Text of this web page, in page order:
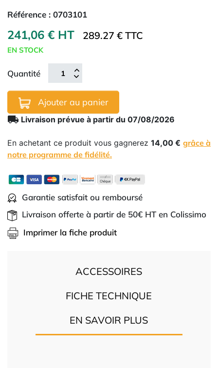
Référence : 0703101
241,06 € HT 289.27 € TTC
EN STOCK
Quantité
Ajouter au panier
local_shipping Livraison prévue à partir du 07/08/2026
En achetant ce produit vous gagnerez 14,00 € grâce à
notre programme de fidélité.
Garantie satisfait ou remboursé
Livraison offerte à partir de 50€ HT en Colissimo
Imprimer la fiche produit
ACCESSOIRES
FICHE TECHNIQUE
EN SAVOIR PLUS